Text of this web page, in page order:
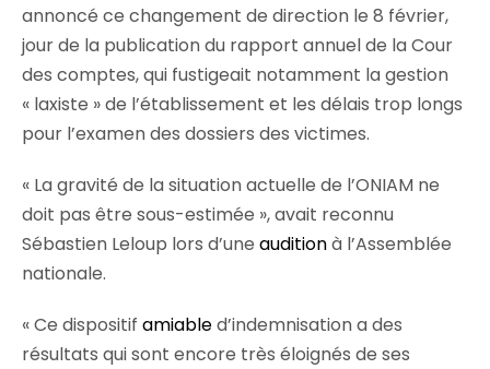
annoncé ce changement de direction le 8 février,
jour de la publication du rapport annuel de la Cour
des comptes, qui fustigeait notamment la gestion
« laxiste » de l’établissement et les délais trop longs
pour l’examen des dossiers des victimes.
« La gravité de la situation actuelle de l’ONIAM ne
doit pas être sous-estimée », avait reconnu
Sébastien Leloup lors d’une auditionà l’Assemblée
nationale.
« Ce dispositif amiabled’indemnisation a des
résultats qui sont encore très éloignés de ses